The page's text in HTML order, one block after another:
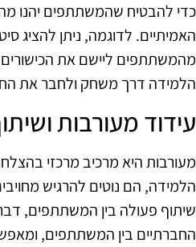
כדי להבטיח שהמשתתפים יהנו
האמיתיים. לדוגמה, ניתן להציג
מהמשתתפים ליישם את
הלמידה דרך משחק ולחבר את
עידוד מעורבות
מעורבות היא מרכיב מרכזי
הלמידה, הם נוטים להרגיש
שיתוף פעולה בין המשתתפים,
החברתיים בין המשתתפים,